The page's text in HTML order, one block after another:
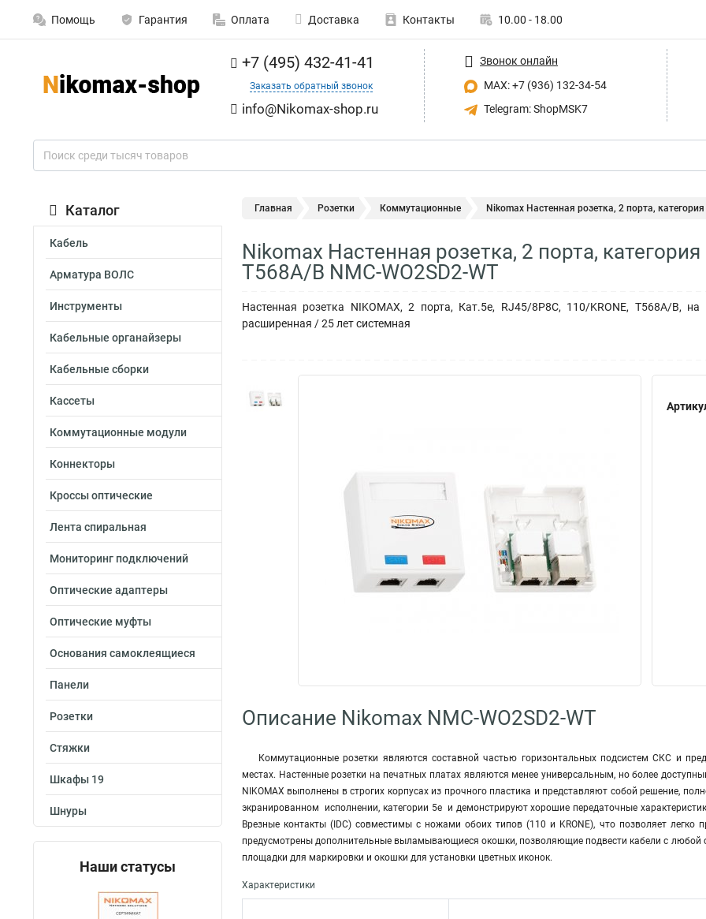
Помощь Гарантия Оплата Доставка Контакты 10.00 - 18.00
+7 (495) 432-41-41
Заказать обратный звонок
info@Nikomax-shop.ru
Звонок онлайн
MAX: +7 (936) 132-34-54
Telegram: ShopMSK7
Каталог
Кабель
Арматура ВОЛС
Инструменты
Кабельные органайзеры
Кабельные сборки
Кассеты
Коммутационные модули
Коннекторы
Кроссы оптические
Лента спиральная
Мониторинг подключений
Оптические адаптеры
Оптические муфты
Основания самоклеящиеся
Панели
Розетки
Стяжки
Шкафы 19
Шнуры
Наши статусы
Главная Розетки Коммутационные Nikomax Настенная розетка, 2 порта, категория
Nikomax Настенная розетка, 2 порта,
T568A/B NMC-WO2SD2-WT
Настенная розетка NIKOMAX, 2 порта, Кат.5e, RJ45/8P8C, 110/KRONE, T568A/B,
расширенная / 25 лет системная
Описание Nikomax NMC-WO2SD2-WT
Коммутационные розетки являются составной частью горизонтальных подсистем СКС и
местах. Настенные розетки на печатных платах являются менее универсальным, но более
NIKOMAX выполнены в строгих корпусах из прочного пластика и представляют собой решение,
экранированном исполнении, категории 5е и демонстрируют хорошие передаточные
Врезные контакты (IDC) совместимы с ножами обоих типов (110 и KRONE), что позволяет
предусмотрены дополнительные выламывающиеся окошки, позволяющие подвести кабели с
площадки для маркировки и окошки для установки цветных иконок.
Характеристики